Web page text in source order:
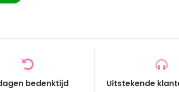
bedenktijd Uitstekende